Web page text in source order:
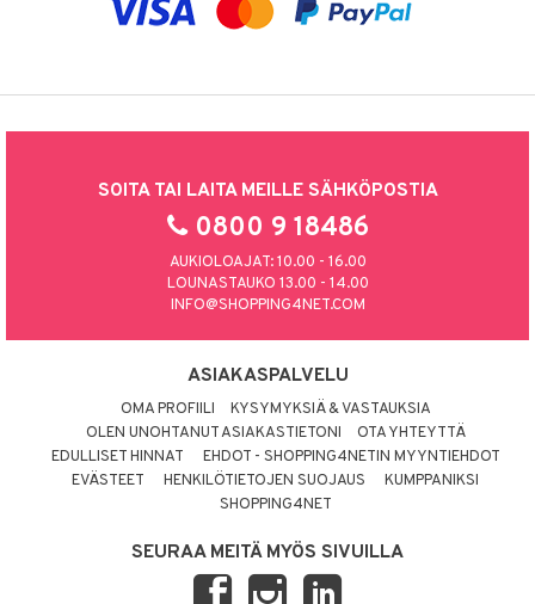
SOITA TAI LAITA MEILLE SÄHKÖPOSTIA
0800 9 18486
AUKIOLOAJAT: 10.00 - 16.00
LOUNASTAUKO 13.00 - 14.00
INFO@SHOPPING4NET.COM
ASIAKASPALVELU
OMA PROFIILI
KYSYMYKSIÄ & VASTAUKSIA
OLEN UNOHTANUT ASIAKASTIETONI
OTA YHTEYTTÄ
EDULLISET HINNAT
EHDOT - SHOPPING4NETIN MYYNTIEHDOT
EVÄSTEET
HENKILÖTIETOJEN SUOJAUS
KUMPPANIKSI
SHOPPING4NET
SEURAA MEITÄ MYÖS SIVUILLA